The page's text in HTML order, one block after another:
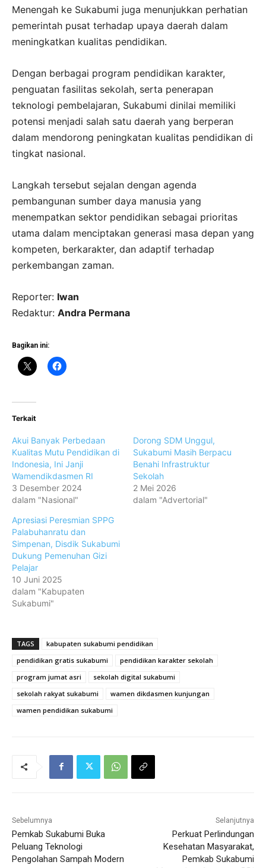
Menengah ke Sukabumi juga menunjukkan perhatian
pemerintah pusat terhadap upaya daerah dalam
meningkatkan kualitas pendidikan.
Dengan berbagai program pendidikan karakter,
penguatan fasilitas sekolah, serta penerapan
teknologi pembelajaran, Sukabumi dinilai memiliki
potensi menjadi salah satu daerah yang berperan
dalam mendorong peningkatan kualitas pendidikan di
tingkat nasional.
Langkah tersebut sejalan dengan agenda
pembangunan sumber daya manusia yang
menempatkan sektor pendidikan sebagai prioritas
utama dalam menciptakan generasi masa depan yang
kompeten, berkarakter, dan adaptif terhadap
perkembangan zaman.
Reporter: Iwan
Redaktur: Andra Permana
Bagikan ini:
Terkait
Akui Banyak Perbedaan
Kualitas Mutu Pendidikan di
Indonesia, Ini Janji
Wamendikdasmen RI
3 Desember 2024
dalam "Nasional"
Dorong SDM Unggul,
Sukabumi Masih Berpacu
Benahi Infrastruktur
Sekolah
2 Mei 2026
dalam "Advertorial"
Apresiasi Peresmian SPPG
Palabuhanratu dan
Simpenan, Disdik Sukabumi
Dukung Pemenuhan Gizi
Pelajar
10 Juni 2025
dalam "Kabupaten
Sukabumi"
TAGS
kabupaten sukabumi pendidikan
pendidikan gratis sukabumi
pendidikan karakter sekolah
program jumat asri
sekolah digital sukabumi
sekolah rakyat sukabumi
wamen dikdasmen kunjungan
wamen pendidikan sukabumi
Sebelumnya
Pemkab Sukabumi Buka
Peluang Teknologi
Pengolahan Sampah Modern
Selanjutnya
Perkuat Perlindungan
Kesehatan Masyarakat,
Pemkab Sukabumi